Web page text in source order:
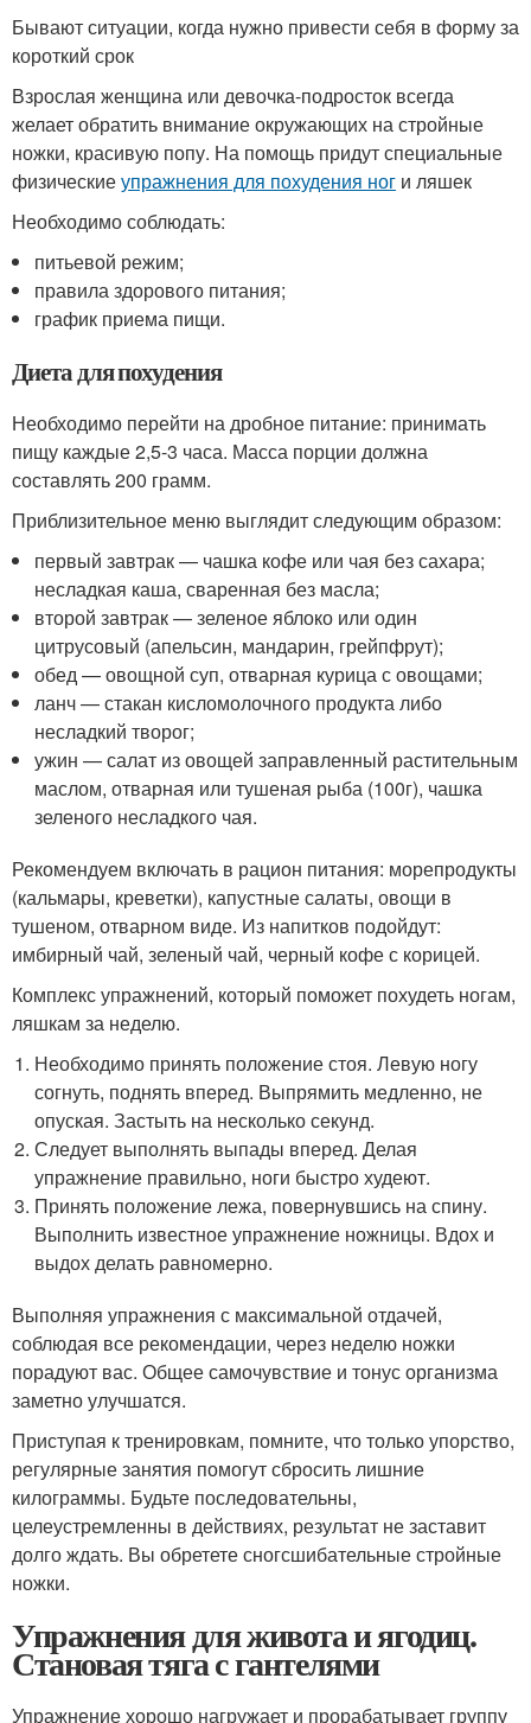
Бывают ситуации, когда нужно привести себя в форму за
короткий срок
Взрослая женщина или девочка-подросток всегда
желает обратить внимание окружающих на стройные
ножки, красивую попу. На помощь придут специальные
физическиеупражнения для похудения ног и ляшек
Необходимо соблюдать:
питьевой режим;
правила здорового питания;
график приема пищи.
Диета для похудения
Необходимо перейти на дробное питание: принимать
пищу каждые 2,5-3 часа. Масса порции должна
составлять 200 грамм.
Приблизительное меню выглядит следующим образом:
первый завтрак — чашка кофе или чая без сахара;
несладкая каша, сваренная без масла;
второй завтрак — зеленое яблоко или один
цитрусовый (апельсин, мандарин, грейпфрут);
обед — овощной суп, отварная курица с овощами;
ланч — стакан кисломолочного продукта либо
несладкий творог;
ужин — салат из овощей заправленный растительным
маслом, отварная или тушеная рыба (100г), чашка
зеленого несладкого чая.
Рекомендуем включать в рацион питания: морепродукты
(кальмары, креветки), капустные салаты, овощи в
тушеном, отварном виде. Из напитков подойдут:
имбирный чай, зеленый чай, черный кофе с корицей.
Комплекс упражнений, который поможет похудеть ногам,
ляшкам за неделю.
Необходимо принять положение стоя. Левую ногу
согнуть, поднять вперед. Выпрямить медленно, не
опуская. Застыть на несколько секунд.
Следует выполнять выпады вперед. Делая
упражнение правильно, ноги быстро худеют.
Принять положение лежа, повернувшись на спину.
Выполнить известное упражнение ножницы. Вдох и
выдох делать равномерно.
Выполняя упражнения с максимальной отдачей,
соблюдая все рекомендации, через неделю ножки
порадуют вас. Общее самочувствие и тонус организма
заметно улучшатся.
Приступая к тренировкам, помните, что только упорство,
регулярные занятия помогут сбросить лишние
килограммы. Будьте последовательны,
целеустремленны в действиях, результат не заставит
долго ждать. Вы обретете сногсшибательные стройные
ножки.
Упражнения для живота и ягодиц.
Становая тяга с гантелями
Упражнение хорошо нагружает и прорабатывает группу